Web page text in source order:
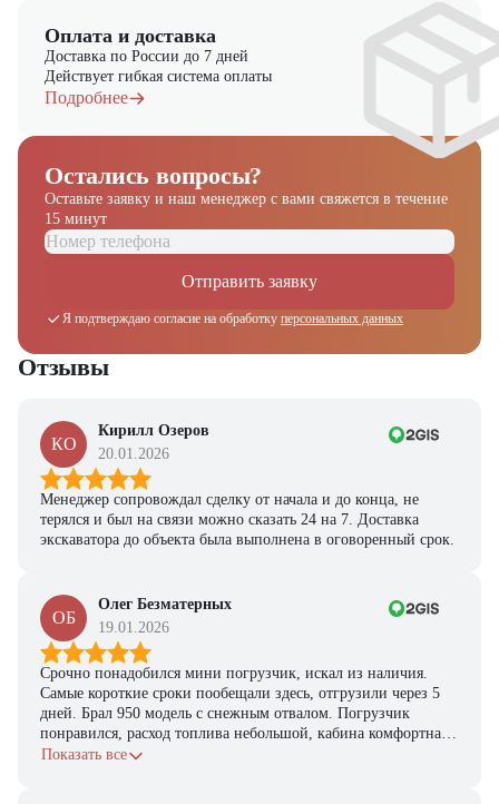
Оплата и доставка
Доставка по России до 7 дней
Действует гибкая система оплаты
Подробнее
Остались вопросы?
Оставьте заявку и наш менеджер с вами свяжется в течение
15 минут
Отправить заявку
Я подтверждаю согласие на обработку персональных данных
Отзывы
КО
Кирилл Озеров
20.01.2026
Менеджер сопровождал сделку от начала и до конца, не
терялся и был на связи можно сказать 24 на 7. Доставка
экскаватора до объекта была выполнена в оговоренный срок.
ОБ
Олег Безматерных
19.01.2026
Срочно понадобился мини погрузчик, искал из наличия.
Самые короткие сроки пообещали здесь, отгрузили через 5
дней. Брал 950 модель с снежным отвалом. Погрузчик
понравился, расход топлива небольшой, кабина комфортная,
с задачами справляется.
Показать все